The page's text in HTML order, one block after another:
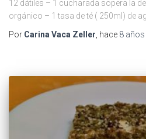
12 dátiles – 1 cucharada sopera la
orgánico – 1 tasa de té ( 250ml) de
Por Carina Vaca Zeller , hace 8 años